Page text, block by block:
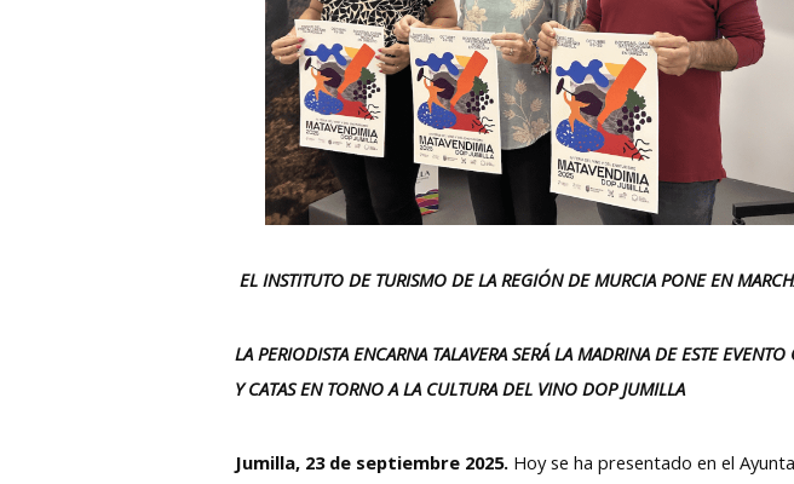
EL INSTITUTO DE TURISMO DE LA REGIÓN DE MURCIA PONE EN
LA PERIODISTA ENCARNA TALAVERA SERÁ LA MADRINA DE ESTE
Y CATAS EN TORNO A LA CULTURA DEL VINO DOP JUMILLA
Jumilla, 23 de septiembre 2025. Hoy se ha presentado en el